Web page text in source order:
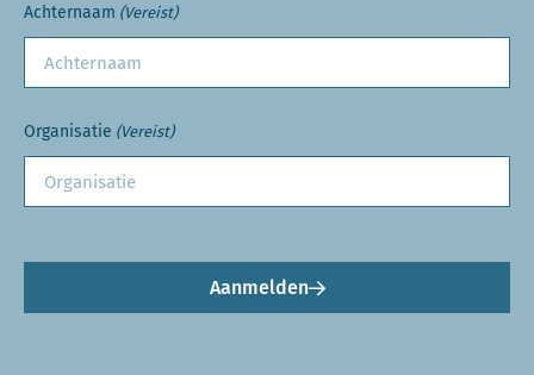
Achternaam (Vereist)
Organisatie (Vereist)
Aanmelden